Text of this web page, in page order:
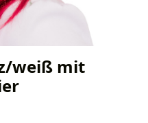
weiß mit